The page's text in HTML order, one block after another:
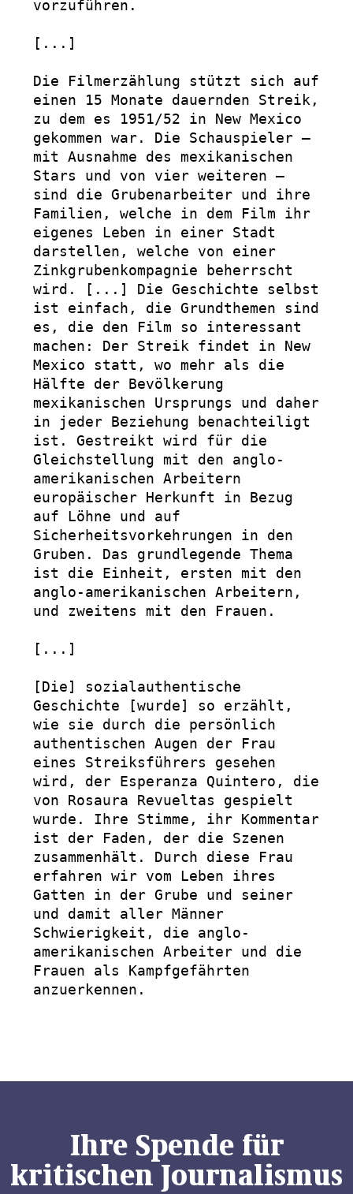
vorzuführen.
[...]
Die Filmerzählung stützt sich auf
einen 15 Monate dauernden Streik,
zu dem es 1951/52 in New Mexico
gekommen war. Die Schauspieler –
mit Ausnahme des mexikanischen
Stars und von vier weiteren –
sind die Grubenarbeiter und ihre
Familien, welche in dem Film ihr
eigenes Leben in einer Stadt
darstellen, welche von einer
Zinkgrubenkompagnie beherrscht
wird. [...] Die Geschichte selbst
ist einfach, die Grundthemen sind
es, die den Film so interessant
machen: Der Streik findet in New
Mexico statt, wo mehr als die
Hälfte der Bevölkerung
mexikanischen Ursprungs und daher
in jeder Beziehung benachteiligt
ist. Gestreikt wird für die
Gleichstellung mit den anglo-
amerikanischen Arbeitern
europäischer Herkunft in Bezug
auf Löhne und auf
Sicherheitsvorkehrungen in den
Gruben. Das grundlegende Thema
ist die Einheit, ersten mit den
anglo-amerikanischen Arbeitern,
und zweitens mit den Frauen.
[...]
[Die] sozialauthentische
Geschichte [wurde] so erzählt,
wie sie durch die persönlich
authentischen Augen der Frau
eines Streiksführers gesehen
wird, der Esperanza Quintero, die
von Rosaura Revueltas gespielt
wurde. Ihre Stimme, ihr Kommentar
ist der Faden, der die Szenen
zusammenhält. Durch diese Frau
erfahren wir vom Leben ihres
Gatten in der Grube und seiner
und damit aller Männer
Schwierigkeit, die anglo-
amerikanischen Arbeiter und die
Frauen als Kampfgefährten
Ihre Spende für
kritischen Journalismus